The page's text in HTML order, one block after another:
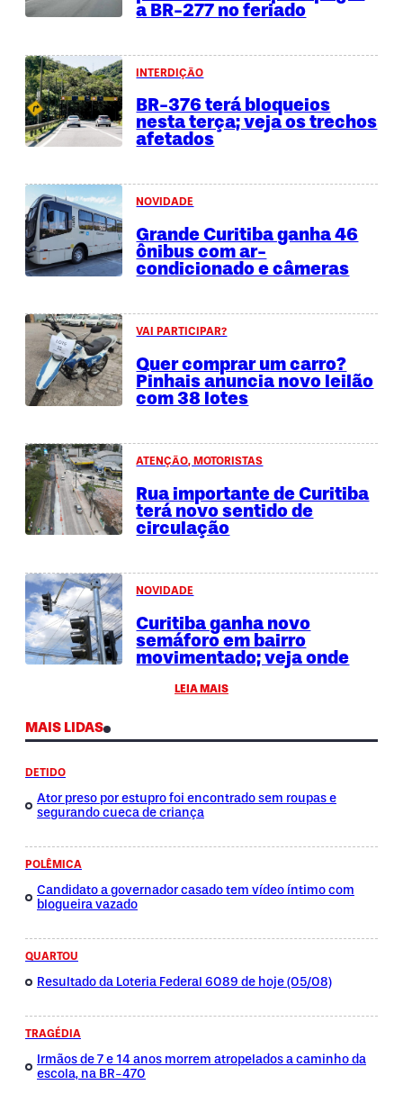
a BR-277 no feriado
INTERDIÇÃO
BR-376 terá bloqueios
nesta terça; veja os trechos
afetados
NOVIDADE
Grande Curitiba ganha 46
ônibus com ar-
condicionado e câmeras
VAI PARTICIPAR?
Quer comprar um carro?
Pinhais anuncia novo leilão
com 38 lotes
ATENÇÃO, MOTORISTAS
Rua importante de Curitiba
terá novo sentido de
circulação
NOVIDADE
Curitiba ganha novo
semáforo em bairro
movimentado; veja onde
LEIA MAIS
MAIS LIDAS
DETIDO
Ator preso por estupro foi encontrado sem roupas e
segurando cueca de criança
POLÊMICA
Candidato a governador casado tem vídeo íntimo com
blogueira vazado
QUARTOU
Resultado da Loteria Federal 6089 de hoje (05/08)
TRAGÉDIA
Irmãos de 7 e 14 anos morrem atropelados a caminho da
escola, na BR-470